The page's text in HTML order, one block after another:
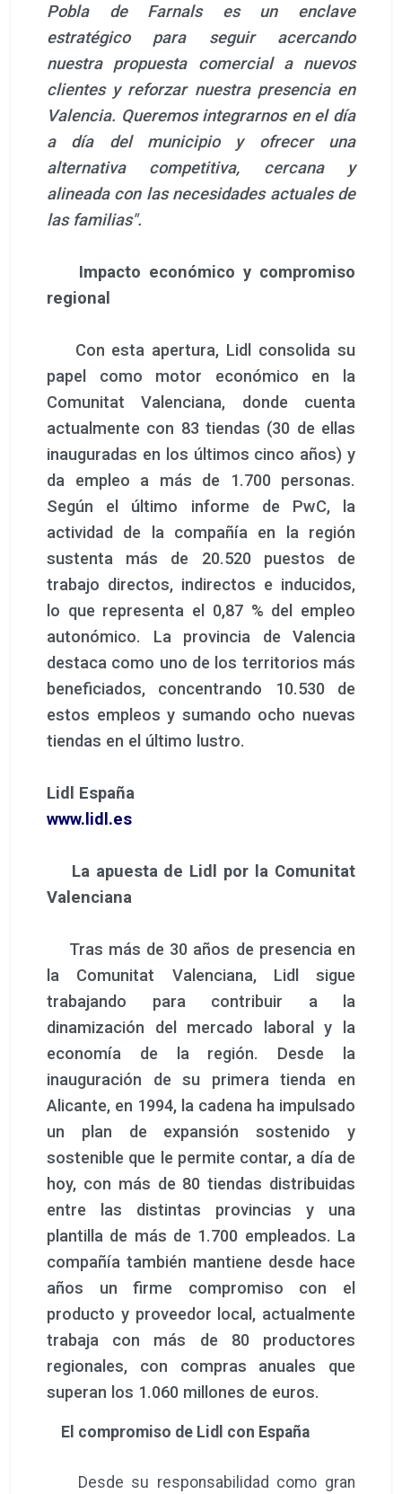
Pobla de Farnals es un enclave
estratégico para seguir acercando
nuestra propuesta comercial a nuevos
clientes y reforzar nuestra presencia en
Valencia. Queremos integrarnos en el día
a día del municipio y ofrecer una
alternativa competitiva, cercana y
alineada con las necesidades actuales de
las familias".
Impacto económico y compromiso
regional
Con esta apertura, Lidl consolida su
papel como motor económico en la
Comunitat Valenciana, donde cuenta
actualmente con 83 tiendas (30 de ellas
inauguradas en los últimos cinco años) y
da empleo a más de 1.700 personas.
Según el último informe de PwC, la
actividad de la compañía en la región
sustenta más de 20.520 puestos de
trabajo directos, indirectos e inducidos,
lo que representa el 0,87 % del empleo
autonómico. La provincia de Valencia
destaca como uno de los territorios más
beneficiados, concentrando 10.530 de
estos empleos y sumando ocho nuevas
tiendas en el último lustro.
Lidl España
www.lidl.es
La apuesta de Lidl por la Comunitat
Valenciana
Tras más de 30 años de presencia en
la Comunitat Valenciana, Lidl sigue
trabajando para contribuir a la
dinamización del mercado laboral y la
economía de la región. Desde la
inauguración de su primera tienda en
Alicante, en 1994, la cadena ha impulsado
un plan de expansión sostenido y
sostenible que le permite contar, a día de
hoy, con más de 80 tiendas distribuidas
entre las distintas provincias y una
plantilla de más de 1.700 empleados. La
compañía también mantiene desde hace
años un firme compromiso con el
producto y proveedor local, actualmente
trabaja con más de 80 productores
regionales, con compras anuales que
superan los 1.060 millones de euros.
El compromiso de Lidl con España
Desde su responsabilidad como gran